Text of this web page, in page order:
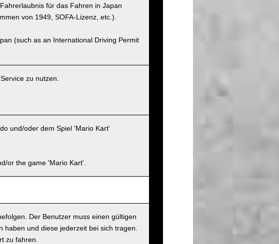
für das Fahren in Japan
von 1949, SOFA-Lizenz, etc.).
(such as an International Driving Permit
zu nutzen.
und/oder dem Spiel 'Mario Kart'
or the game 'Mario Kart'.
Der Benutzer muss einen gültigen
und diese jederzeit bei sich tragen.
zu fahren.